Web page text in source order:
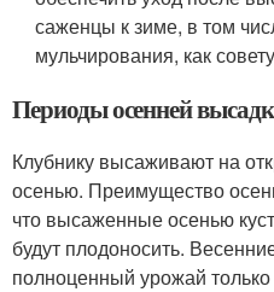
саженцы к зиме, в том
мульчирования, как
Периоды осенней
Клубнику высаживают на
осенью. Преимущество
что высаженные осенью
будут плодоносить.
полноценный урожай только